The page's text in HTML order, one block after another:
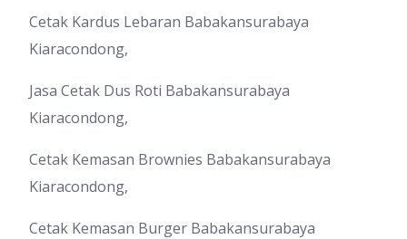
Cetak Kardus Lebaran Babakansurabaya
Kiaracondong,
Jasa Cetak Dus Roti Babakansurabaya
Kiaracondong,
Cetak Kemasan Brownies Babakansurabaya
Kiaracondong,
Cetak Kemasan Burger Babakansurabaya